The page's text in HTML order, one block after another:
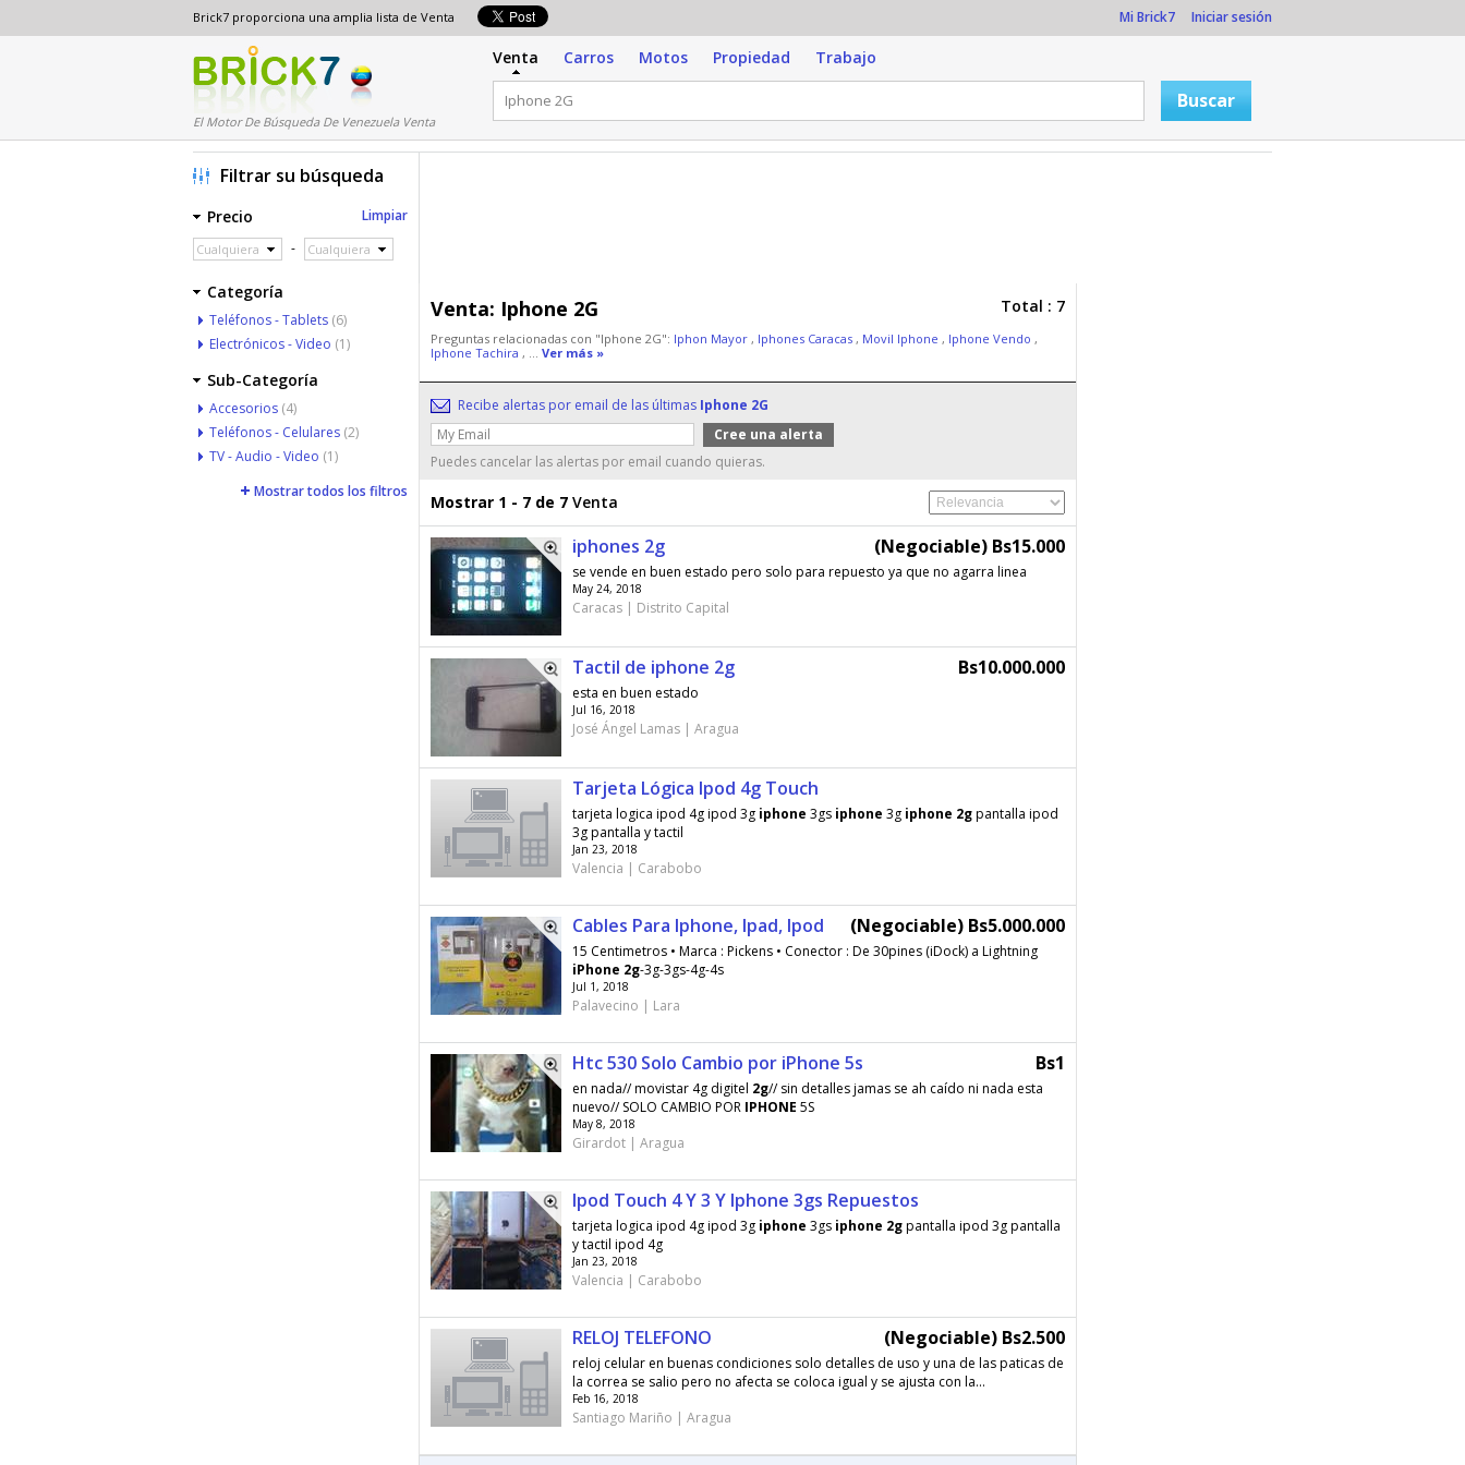
Brick7 proporciona una amplia lista de Venta Mi Brick7 Iniciar sesión
El Motor De Búsqueda De Venezuela Venta
Venta Carros Motos Propiedad Trabajo
Venta: Iphone 2G Total : 7
Preguntas relacionadas con "Iphone 2G": Iphon Mayor , Iphones Caracas , Movil Iphone , Iphone Vendo ,
Iphone Tachira , ... Ver más »
Recibe alertas por email de las últimas Iphone 2G
Puedes cancelar las alertas por email cuando quieras.
Mostrar 1 - 7 de 7 Venta
iphones 2g (Negociable) Bs15.000
se vende en buen estado pero solo para repuesto ya que no agarra linea
May 24, 2018
Caracas | Distrito Capital
Tactil de iphone 2g Bs10.000.000
esta en buen estado
Jul 16, 2018
José Ángel Lamas | Aragua
Tarjeta Lógica Ipod 4g Touch
tarjeta logica ipod 4g ipod 3g iphone 3gs iphone 3g iphone 2gpantalla ipod
3g pantalla y tactil
Jan 23, 2018
Valencia | Carabobo
Cables Para Iphone, Ipad, Ipod (Negociable) Bs5.000.000
15 Centimetros • Marca : Pickens • Conector : De 30pines (iDock) a Lightning
iPhone 2g-3g-3gs-4g-4s
Jul 1, 2018
Palavecino | Lara
Htc 530 Solo Cambio por iPhone 5s Bs1
en nada// movistar 4g digitel 2g// sin detalles jamas se ah caído ni nada esta
nuevo// SOLO CAMBIO POR IPHONE 5S
May 8, 2018
Girardot | Aragua
Ipod Touch 4 Y 3 Y Iphone 3gs Repuestos
tarjeta logica ipod 4g ipod 3g iphone 3gs iphone 2gpantalla ipod 3g pantalla
y tactil ipod 4g
Jan 23, 2018
Valencia | Carabobo
RELOJ TELEFONO (Negociable) Bs2.500
reloj celular en buenas condiciones solo detalles de uso y una de las paticas de
la correa se salio pero no afecta se coloca igual y se ajusta con la...
Feb 16, 2018
Santiago Mariño | Aragua
Filtrar su búsqueda
Precio Limpiar
Cualquiera - Cualquiera
Categoría
Teléfonos - Tablets (6)
Electrónicos - Video (1)
Sub-Categoría
Accesorios (4)
Teléfonos - Celulares (2)
TV - Audio - Video (1)
Mostrar todos los filtros